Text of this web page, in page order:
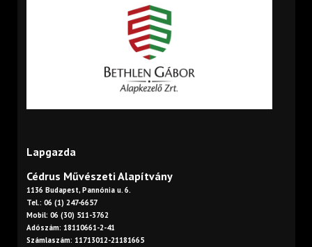
Lapgazda
Cédrus Művészeti Alapítvány
1136 Budapest, Pannónia u. 6.
Tel.: 06 (1) 247-6657
Mobil: 06 (30) 511-3762
Adószám: 18110661-2-41
Számlaszám: 11713012-21181665